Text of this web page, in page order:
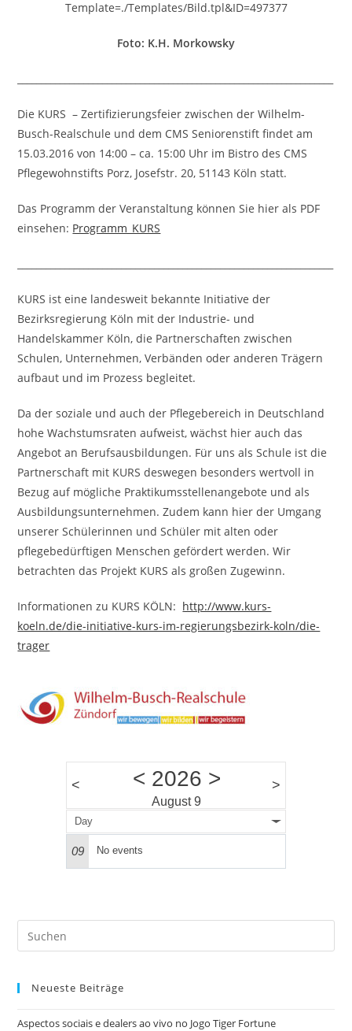
Foto: K.H. Morkowsky
Die KURS – Zertifizierungsfeier zwischen der Wilhelm-
Busch-Realschule und dem CMS Seniorenstift findet am
15.03.2016 von 14:00 – ca. 15:00 Uhr im Bistro des CMS
Pflegewohnstifts Porz, Josefstr. 20, 51143 Köln statt.
Das Programm der Veranstaltung können Sie hier als PDF
einsehen: Programm_KURS
KURS ist eine landesweit bekannte Initiative der
Bezirksregierung Köln mit der Industrie- und
Handelskammer Köln, die Partnerschaften zwischen
Schulen, Unternehmen, Verbänden oder anderen Trägern
aufbaut und im Prozess begleitet.
Da der soziale und auch der Pflegebereich in Deutschland
hohe Wachstumsraten aufweist, wächst hier auch das
Angebot an Berufsausbildungen. Für uns als Schule ist die
Partnerschaft mit KURS deswegen besonders wertvoll in
Bezug auf mögliche Praktikumsstellenangebote und als
Ausbildungsunternehmen. Zudem kann hier der Umgang
unserer Schülerinnen und Schüler mit alten oder
pflegebedürftigen Menschen gefördert werden. Wir
betrachten das Projekt KURS als großen Zugewinn.
Informationen zu KURS KÖLN: http://www.kurs-
koeln.de/die-initiative-kurs-im-regierungsbezirk-koln/die-
trager
< < 2026 >
August 9
>
Day
09 No events
Neueste Beiträge
Aspectos sociais e dealers ao vivo no Jogo Tiger Fortune